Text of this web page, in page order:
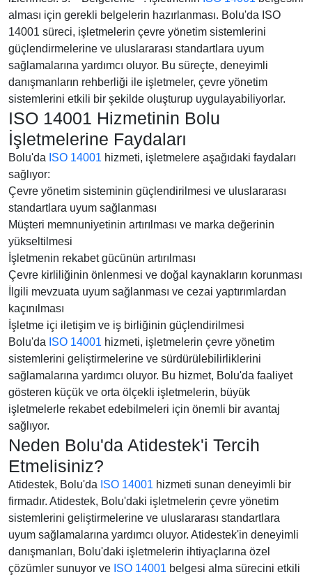
alması için gerekli belgelerin hazırlanması. Bolu'da ISO
14001 süreci, işletmelerin çevre yönetim sistemlerini
güçlendirmelerine ve uluslararası standartlara uyum
sağlamalarına yardımcı oluyor. Bu süreçte, deneyimli
danışmanların rehberliği ile işletmeler, çevre yönetim
sistemlerini etkili bir şekilde oluşturup uygulayabiliyorlar.
ISO 14001 Hizmetinin Bolu
İşletmelerine Faydaları
Bolu'da ISO 14001 hizmeti, işletmelere aşağıdaki faydaları
sağlıyor:
Çevre yönetim sisteminin güçlendirilmesi ve uluslararası
standartlara uyum sağlanması
Müşteri memnuniyetinin artırılması ve marka değerinin
yükseltilmesi
İşletmenin rekabet gücünün artırılması
Çevre kirliliğinin önlenmesi ve doğal kaynakların korunması
İlgili mevzuata uyum sağlanması ve cezai yaptırımlardan
kaçınılması
İşletme içi iletişim ve iş birliğinin güçlendirilmesi
Bolu'da ISO 14001 hizmeti, işletmelerin çevre yönetim
sistemlerini geliştirmelerine ve sürdürülebilirliklerini
sağlamalarına yardımcı oluyor. Bu hizmet, Bolu'da faaliyet
gösteren küçük ve orta ölçekli işletmelerin, büyük
işletmelerle rekabet edebilmeleri için önemli bir avantaj
sağlıyor.
Neden Bolu'da Atidestek'i Tercih
Etmelisiniz?
Atidestek, Bolu'da ISO 14001 hizmeti sunan deneyimli bir
firmadır. Atidestek, Bolu'daki işletmelerin çevre yönetim
sistemlerini geliştirmelerine ve uluslararası standartlara
uyum sağlamalarına yardımcı oluyor. Atidestek'in deneyimli
danışmanları, Bolu'daki işletmelerin ihtiyaçlarına özel
çözümler sunuyor ve ISO 14001 belgesi alma sürecini etkili